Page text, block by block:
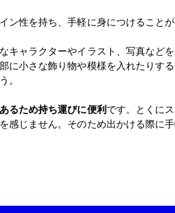
ン性を持ち、手軽に身につけること
キャラクターやイラスト、写真など
に小さな飾り物や模様を入れたりす
。
るため持ち運びに便利 です。とくに
感じません。そのため出かける際に